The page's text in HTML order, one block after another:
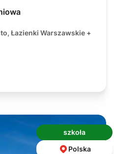
Łazienki Warszawskie +
szkoła
Polska